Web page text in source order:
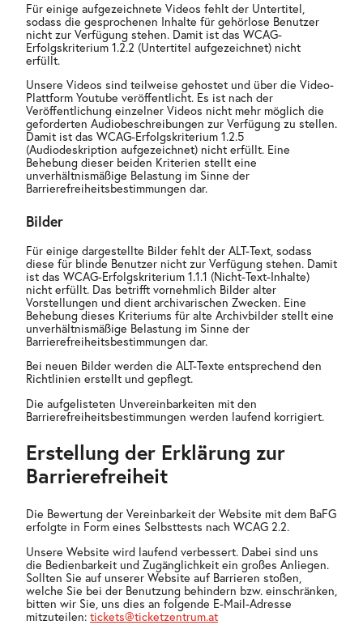
Für einige aufgezeichnete Videos fehlt der Untertitel,
sodass die gesprochenen Inhalte für gehörlose Benutzer
nicht zur Verfügung stehen. Damit ist das WCAG-
Erfolgskriterium 1.2.2 (Untertitel aufgezeichnet) nicht
erfüllt.
Unsere Videos sind teilweise gehostet und über die Video-
Plattform Youtube veröffentlicht. Es ist nach der
Veröffentlichung einzelner Videos nicht mehr möglich die
geforderten Audiobeschreibungen zur Verfügung zu stellen.
Damit ist das WCAG-Erfolgskriterium 1.2.5
(Audiodeskription aufgezeichnet) nicht erfüllt. Eine
Behebung dieser beiden Kriterien stellt eine
unverhältnismäßige Belastung im Sinne der
Barrierefreiheitsbestimmungen dar.
Bilder
Für einige dargestellte Bilder fehlt der ALT-Text, sodass
diese für blinde Benutzer nicht zur Verfügung stehen. Damit
ist das WCAG-Erfolgskriterium 1.1.1 (Nicht-Text-Inhalte)
nicht erfüllt. Das betrifft vornehmlich Bilder alter
Vorstellungen und dient archivarischen Zwecken. Eine
Behebung dieses Kriteriums für alte Archivbilder stellt eine
unverhältnismäßige Belastung im Sinne der
Barrierefreiheitsbestimmungen dar.
Bei neuen Bilder werden die ALT-Texte entsprechend den
Richtlinien erstellt und gepflegt.
Die aufgelisteten Unvereinbarkeiten mit den
Barrierefreiheitsbestimmungen werden laufend korrigiert.
Erstellung der Erklärung zur
Barrierefreiheit
Die Bewertung der Vereinbarkeit der Website mit dem BaFG
erfolgte in Form eines Selbsttests nach WCAG 2.2.
Unsere Website wird laufend verbessert. Dabei sind uns
die Bedienbarkeit und Zugänglichkeit ein großes Anliegen.
Sollten Sie auf unserer Website auf Barrieren stoßen,
welche Sie bei der Benutzung behindern bzw. einschränken,
bitten wir Sie, uns dies an folgende E-Mail-Adresse
mitzuteilen: tickets@ticketzentrum.at